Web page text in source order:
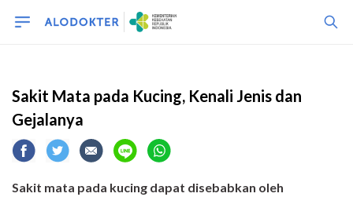
Sakit Mata pada Kucing, Kenali Jenis dan
Gejalanya
Sakit mata pada kucing dapat disebabkan oleh